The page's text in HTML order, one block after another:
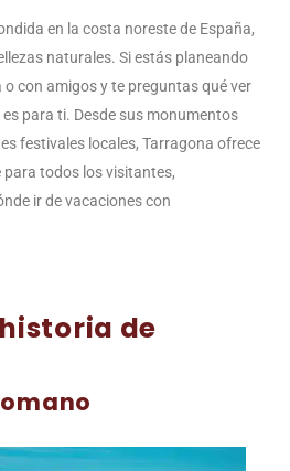
en la costa noreste de España,
naturales. Si estás planeando
con amigos y te preguntas qué ver
para ti. Desde sus monumentos
festivales locales, Tarragona ofrece
para todos los visitantes,
ir de vacaciones con
de